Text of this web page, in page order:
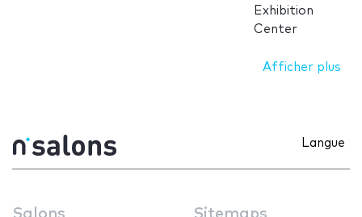
Exhibition
Center
Afficher plus
Langue